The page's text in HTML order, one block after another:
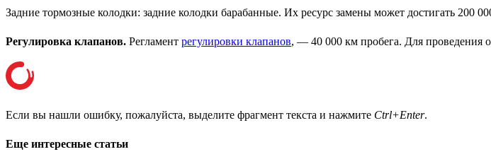
Задние тормозные колодки: задние колодки барабанные. Их ресурс замены может достигать 200
Регулировка клапанов. Регламент регулировки клапанов, — 40 000 км пробега. Для проведения
Если вы нашли ошибку, пожалуйста, выделите фрагмент текста и нажмите Ctrl+Enter.
Еще интересные статьи